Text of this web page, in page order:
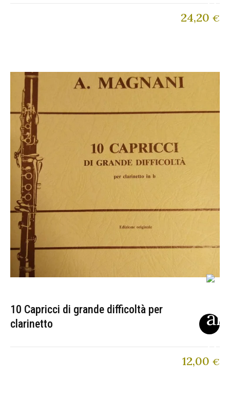
24,20 €
10 Capricci di grande difficoltà per
clarinetto
12,00 €